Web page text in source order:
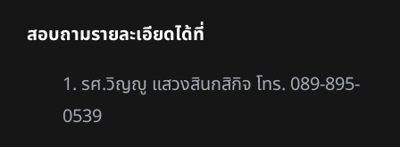
สอบถามรายละเอียดได้ที่
1. รศ.วิญญู แสวงสินกสิกิจ โทร. 089-895-
0539